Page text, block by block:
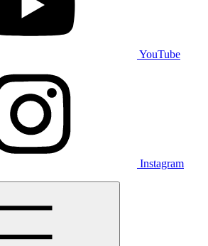
YouTube
Instagram